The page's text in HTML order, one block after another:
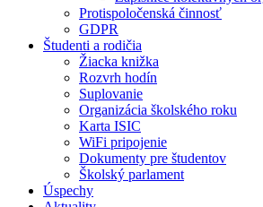
Protispoločenská činnosť
GDPR
Študenti a rodičia
Žiacka knižka
Rozvrh hodín
Suplovanie
Organizácia školského roku
Karta ISIC
WiFi pripojenie
Dokumenty pre študentov
Školský parlament
Úspechy